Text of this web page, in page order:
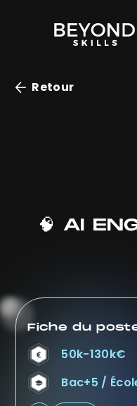
Retour
🧠 AI
Fiche du
50k-130k€
Bac+5 /